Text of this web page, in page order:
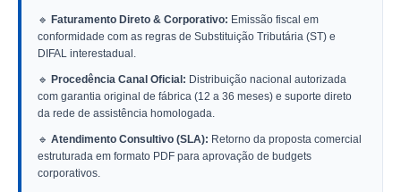
🔹 Faturamento Direto & Corporativo: Emissão fiscal em
conformidade com as regras de Substituição Tributária (ST) e
DIFAL interestadual.
🔹 Procedência Canal Oficial: Distribuição nacional autorizada
com garantia original de fábrica (12 a 36 meses) e suporte direto
da rede de assistência homologada.
🔹 Atendimento Consultivo (SLA): Retorno da proposta comercial
estruturada em formato PDF para aprovação de budgets
corporativos.